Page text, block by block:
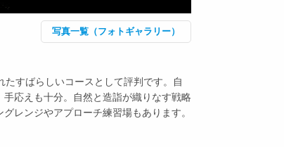
写真一覧（フォトギャラリー）
すばらしいコースとして評判です。自
応えも十分。自然と造詣が織りなす戦略
レンジやアプローチ練習場もあります。